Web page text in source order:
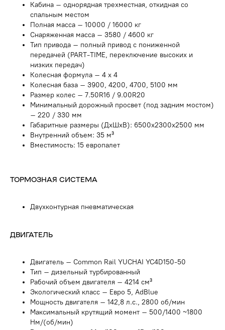
Кабина – однорядная трехместная, откидная со
спальным местом
Полная масса – 10000 / 16000 кг
Снаряженная масса – 3580 / 4600 кг
Тип привода – полный привод с пониженной
передачей (PART-TIME, переключение высоких и
низких передач)
Колесная формула – 4 х 4
Колесная база – 3900, 4200, 4700, 5100 мм
Размер колес – 7.50R16 / 9.00R20
Минимальный дорожный просвет (под задним мостом)
– 220 / 330 мм
Габаритные размеры (ДхШхВ): 6500х2300х2500 мм
Внутренний объем: 35 м³
Вместимость: 15 европалет
ТОРМОЗНАЯ СИСТЕМА
Двухконтурная пневматическая
ДВИГАТЕЛЬ
Двигатель – Common Rail YUCHAI YC4D150-50
Тип – дизельный турбированный
Рабочий объем двигателя – 4214 см³
Экологический класс – Евро 5, AdBlue
Мощность двигателя – 142,8 л.с., 2800 об/мин
Максимальный крутящий момент – 500/1400 ~1800
Нм/(об/мин)